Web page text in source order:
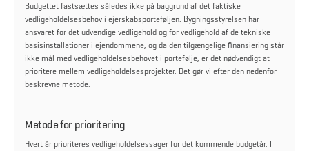
Budgettet fastsættes således ikke på baggrund af det faktiske
vedligeholdelsesbehov i ejerskabsporteføljen. Bygningsstyrelsen har
ansvaret for det udvendige vedligehold og for vedligehold af de tekniske
basisinstallationer i ejendommene, og da den tilgængelige finansiering står
ikke mål med vedligeholdelsesbehovet i portefølje, er det nødvendigt at
prioritere mellem vedligeholdelsesprojekter. Det gør vi efter den nedenfor
beskrevne metode.
Metode for prioritering
Hvert år prioriteres vedligeholdelsessager for det kommende budgetår. I